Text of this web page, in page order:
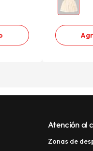
Atención al
Zonas de